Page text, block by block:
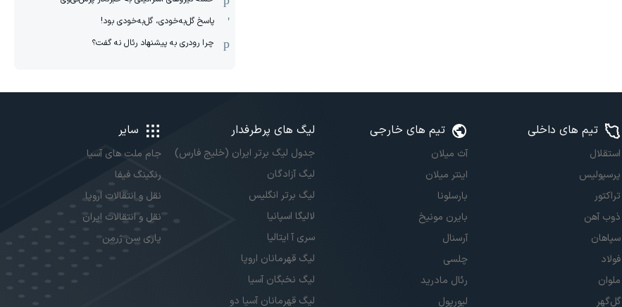
پاسخ گل‌به‌خودی، گل‌به‌خودی بود!
چرا رودری به پیشنهاد رئال نه گفت؟
تیم های داخلی
استقلال
پرسپولیس
تراکتور
ذوب آهن
سپاهان
فولاد
ملوان
گل‌گهر
تیم های خارجی
آث میلان
اینتر میلان
بارسلونا
بایرن مونیخ
آرسنال
چلسی
رئال مادرید
لیورپول
لیگ های پرطرفدار
جدول لیگ برتر ایران (خلیج فارس)
لیگ آزادگان
لیگ برتر انگلیس
لالیگا اسپانیا
سری آ ایتالیا
لیگ قهرمانان اروپا
لیگ نخبگان آسیا
لیگ قهرمانان آسیا دو
سایر
جام ملت های آسیا
رنکینگ فیفا
نقل و انتقالات اروپا
نقل و انتقالات ایران
پاری سن ژرمن